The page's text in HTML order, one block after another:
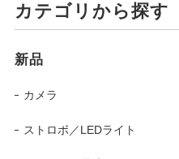
カテゴリから探す
新品
カメラ
ストロボ／LEDライト